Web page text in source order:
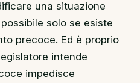
una situazione
solo se esiste
precoce. Ed è proprio
intende
impedisce